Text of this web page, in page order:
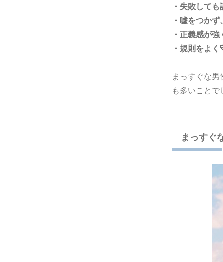
・失敗して
・嘘をつか
・正義感が
・規則をよく
まっすぐな
も多いことで
まっすぐ